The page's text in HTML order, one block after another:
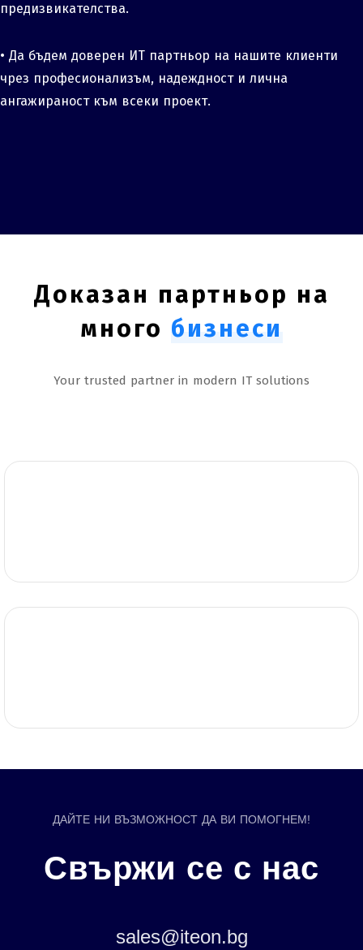
предизвикателства.
• Да бъдем доверен ИТ партньор на нашите клиенти
чрез професионализъм, надеждност и лична
ангажираност към всеки проект.
Доказан партньор на
много бизнеси
Your trusted partner in modern IT solutions
ДАЙТЕ НИ ВЪЗМОЖНОСТ ДА ВИ ПОМОГНЕМ!
Свържи се с нас
sales@iteon.bg